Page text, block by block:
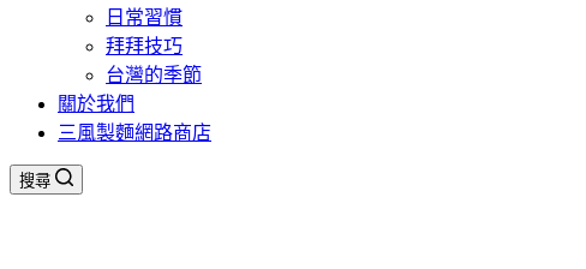
日常習慣
拜拜技巧
台灣的季節
關於我們
三風製麵網路商店
搜尋